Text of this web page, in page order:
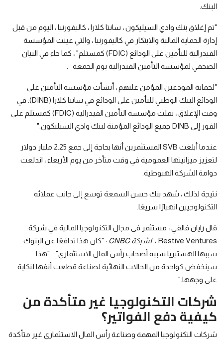
البنك.
"تم إغلاق بنك وادي السيليكون ، سانتا كلارا ، كاليفورنيا ، اليوم من قبل
إدارة الحماية المالية والابتكار في كاليفورنيا ، والتي عينت المؤسسة
الفيدرالية للتأمين على الودائع (FDIC) كمستلم" ، كما جاء في البيان
الصحفي لمؤسسة التأمين الفيدرالية يوم الجمعة .
"لحماية المودعين المؤمن عليهم ، أنشأت مؤسسة التأمين على
الودائع البنك الوطني للتأمين على الودائع في سانتا كلارا (DINB). في
وقت الإغلاق ، نقلت مؤسسة التأمين الفيدرالية (FDIC) كمستلم على
الفور إلى DINB جميع الودائع المؤمنة لبنك وادي السيليكون."
عندما أبلغت SVB المستثمرين أنها بحاجة إلى جمع 2.25 مليار دولار
لتعزيز ميزانيتها العمومية في وقت متأخر من يوم الأربعاء ، اندلعت
دوامة الشركة الهبوطية.
نتيجة لذلك ، شهد بنك حسن السمعة توسع إلى جانب عملائه
التكنولوجيين انهيارًا سريعًا.
قال رايان فالفي ، مستثمر في مجال التكنولوجيا المالية في شركة
Restive Ventures ،
لشبكة CNBC
: "كان هذا تدافعًا عن البنوك
سببها الهستيريا سببه أصحاب رأس المال الاستثماري" . "هذا
سينخفض ​​كواحدة من الحالات النهائية لصناعة قطعت أنفها لنكاية
على وجهها."
شركات التكنولوجيا غير متأكدة من
كيفية دفع الفواتير؟
شركات التكنولوجيا المهمة وصناعة رأس المال الاستثماري غير متأكدة